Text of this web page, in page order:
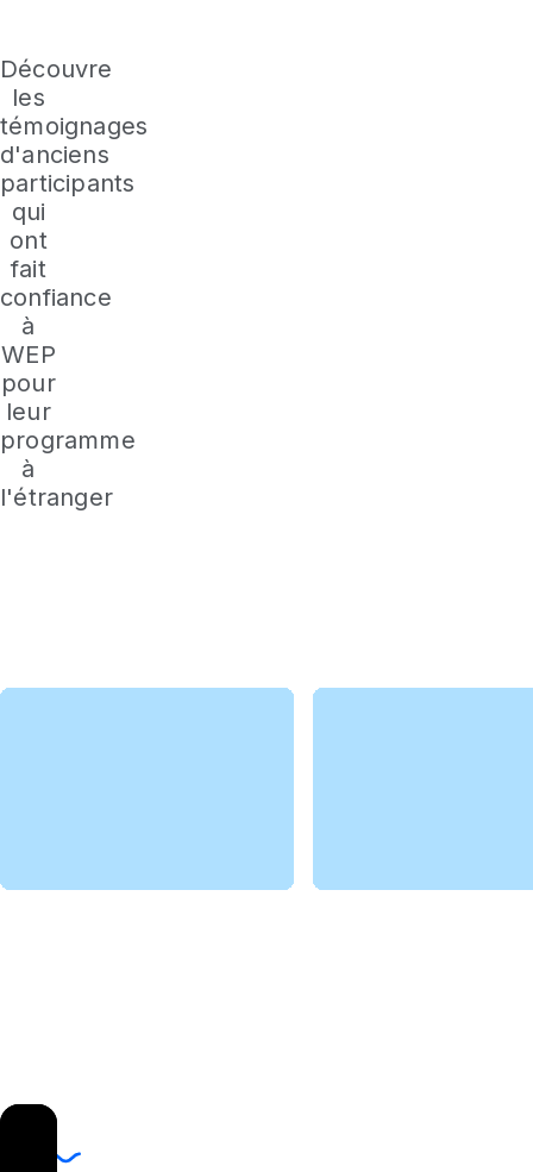
Découvre
les
témoignages
d'anciens
participants
qui
ont
fait
confiance
à
WEP
pour
leur
programme
à
l'étranger